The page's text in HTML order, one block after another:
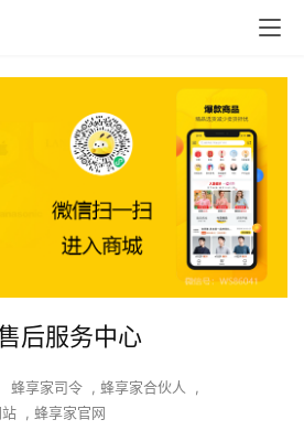
后服务中心
蜂享家司令 蜂享家合伙人
蜂享家官网